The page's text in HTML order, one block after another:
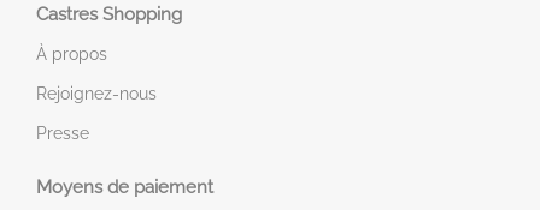
Castres Shopping
À propos
Rejoignez-nous
Presse
Moyens de paiement